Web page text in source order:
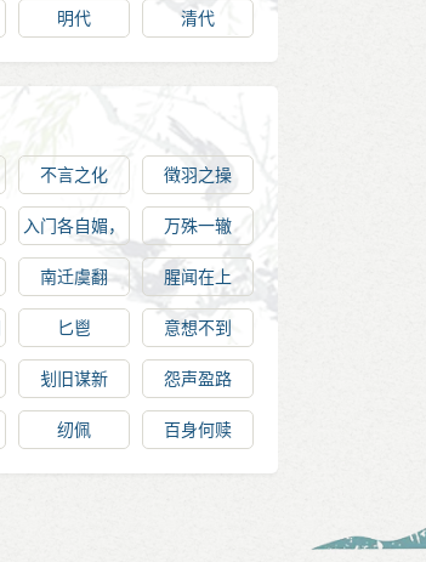
明代 清代
不言之化 徵羽之操
入门各自媚，
谁肯相为言
万殊一辙
南迁虞翻 腥闻在上
匕鬯 意想不到
刬旧谋新 怨声盈路
纫佩 百身何赎